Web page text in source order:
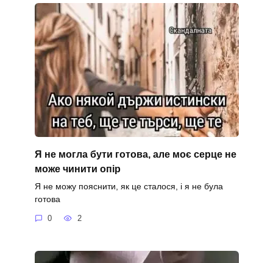
Я не могла бути готова, але моє серце не
може чинити опір
Я не можу пояснити, як це сталося, і я не була
готова
0 2